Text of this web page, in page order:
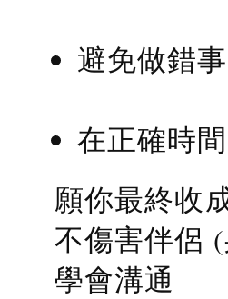
避免做錯事
在正確時
願你最終收
不傷害伴侶
學會溝通